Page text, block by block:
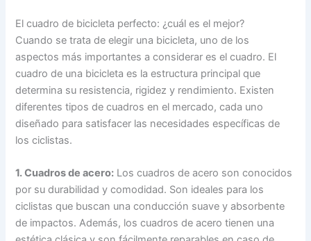
El cuadro de bicicleta perfecto: ¿cuál es el mejor?
Cuando se trata de elegir una bicicleta, uno de los
aspectos más importantes a considerar es el cuadro. El
cuadro de una bicicleta es la estructura principal que
determina su resistencia, rigidez y rendimiento. Existen
diferentes tipos de cuadros en el mercado, cada uno
diseñado para satisfacer las necesidades específicas de
los ciclistas.
1. Cuadros de acero: Los cuadros de acero son conocidos
por su durabilidad y comodidad. Son ideales para los
ciclistas que buscan una conducción suave y absorbente
de impactos. Además, los cuadros de acero tienen una